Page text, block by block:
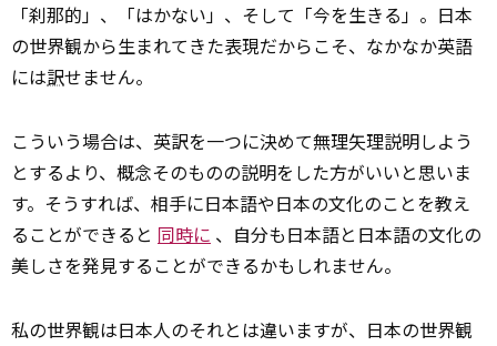
「刹那的」、「はかない」、そして「今を生きる」。日本
の世界観から生まれてきた表現だからこそ、なかなか英語
には訳せません。
こういう場合は、英訳を一つに決めて無理矢理説明しよう
とするより、概念そのものの説明をした方がいいと思いま
す。そうすれば、相手に日本語や日本の文化のことを教え
ることができると 同時に 、自分も日本語と日本語の文化の
美しさを発見することができるかもしれません。
私の世界観は日本人のそれとは違いますが、日本の世界観